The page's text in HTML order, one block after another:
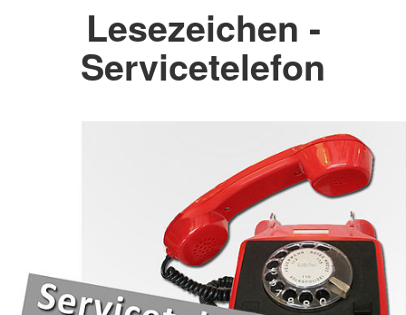
Lesezeichen -
Servicetelefon